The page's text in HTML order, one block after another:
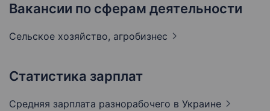
Вакансии по сферам деятельности
Сельское хозяйство, агробизнес
Статистика зарплат
Средняя зарплата разнорабочего в Украине